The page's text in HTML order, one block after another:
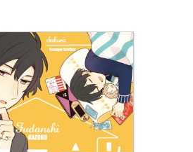
採用情報